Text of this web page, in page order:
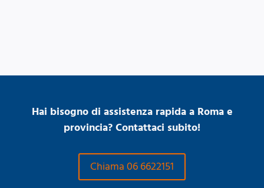
Hai bisogno di assistenza rapida a Roma e
provincia? Contattaci subito!
Chiama 06 6622151